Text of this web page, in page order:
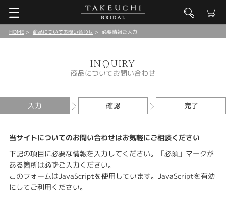
HOME 商品についてお問い合わせ 必要情報ご入力
INQUIRY
商品についてお問い合わせ
入力 確認 完了
当サイトについてのお問い合わせはお気軽にご相談ください
下記の項目に必要な情報を入力してください。「必須」マークが
ある箇所は必ずご入力ください。
このフォームはJavaScriptを使用しています。JavaScriptを有効
にしてご利用ください。